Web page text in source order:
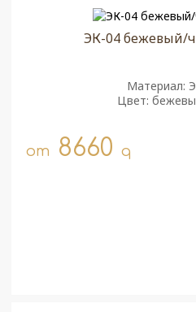
ЭК-04 бежевый/
Материал:
Цвет:
от 8660 q